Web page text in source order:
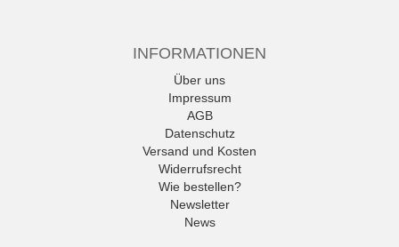
INFORMATIONEN
Über uns
Impressum
AGB
Datenschutz
Versand und Kosten
Widerrufsrecht
Wie bestellen?
Newsletter
News